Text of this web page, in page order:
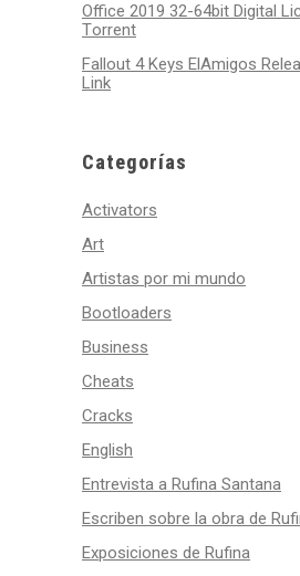
Office 2019 32-64bit Digital
Tоrrеnt
Fallout 4 Keys ElAmigos
Link
Categorías
Activators
Art
Artistas por mi mundo
Bootloaders
Business
Cheats
Cracks
English
Entrevista a Rufina Santana
Escriben sobre la obra de
Exposiciones de Rufina